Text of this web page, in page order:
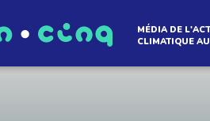
Le média
MÉDIA DE
CLIMATIQUE